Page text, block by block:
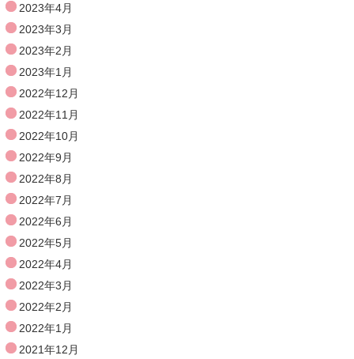
2023年4月
2023年3月
2023年2月
2023年1月
2022年12月
2022年11月
2022年10月
2022年9月
2022年8月
2022年7月
2022年6月
2022年5月
2022年4月
2022年3月
2022年2月
2022年1月
2021年12月